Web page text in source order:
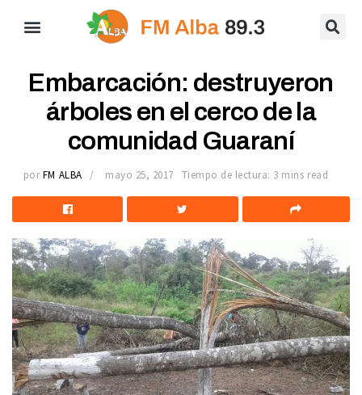
Embarcación: destruyeron
árboles en el cerco de la
comunidad Guaraní
por FM ALBA mayo 25, 2017 Tiempo de lectura: 3 mins read